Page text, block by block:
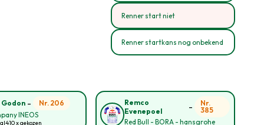
Renner start niet
Renner startkans nog onbekend
-
Nr. 206
INEOS
410 x gekozen
Remco
Evenepoel
-
Nr.
385
Red Bull - BORA - hansgrohe